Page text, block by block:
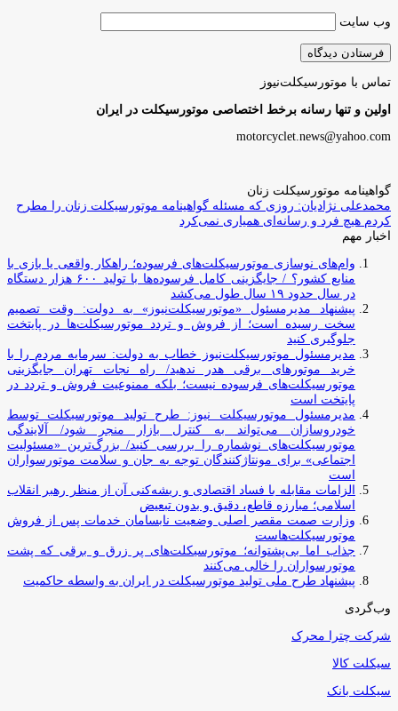
وب‌ سایت
تماس با موتورسیکلت‌نیوز
اولین و تنها رسانه برخط اختصاصی موتورسیکلت در ایران
motorcyclet.news@yahoo.com
گواهینامه موتورسیکلت زنان
محمدعلی نژادیان: روزی که مسئله گواهینامه موتورسیکلت زنان را مطرح
کردم هیچ فرد و رسانه‌ای همیاری نمی‌کرد
اخبار مهم
وام‌های نوسازی موتورسیکلت‌های فرسوده؛ راهکار واقعی یا بازی با
منابع کشور؟ / جایگزینی کامل فرسوده‌ها با تولید ۶۰۰ هزار دستگاه
در سال حدود ۱۹ سال طول می‌کشد
پیشنهاد مدیرمسئول «موتورسیکلت‌نیوز» به دولت: وقت تصمیم
سخت رسیده است؛ از فروش و تردد موتورسیکلت‌ها در پایتخت
جلوگیری کنید
مدیرمسئول موتورسیکلت‌نیوز خطاب به دولت: سرمایه مردم را با
خرید موتورهای برقی هدر ندهید/ راه نجات تهران جایگزینی
موتورسیکلت‌های فرسوده نیست؛ بلکه ممنوعیت فروش و تردد در
پایتخت است
مدیرمسئول موتورسیکلت نیوز: طرح تولید موتورسیکلت توسط
خودروسازان می‌تواند به کنترل بازار منجر شود/ آلایندگی
موتورسیکلت‌های نوشماره را بررسی کنید/ بزرگ‌ترین «مسئولیت
اجتماعی» برای مونتاژکنندگان توجه به جان و سلامت موتورسواران
است
الزامات مقابله با فساد اقتصادی و ریشه‌کنی آن از منظر رهبر انقلاب
اسلامی؛ مبارزه قاطع، دقیق و بدون تبعیض
وزارت صمت مقصر اصلی وضعیت نابسامان خدمات پس از فروش
موتورسیکلت‌هاست
جذاب اما بی‌پشتوانه؛ موتورسیکلت‌های پر زرق‌ و برقی که پشت
موتورسواران را خالی می‌کنند
پیشنهاد طرح ملی تولید موتورسیکلت در ایران به واسطه حاکمیت
وب‌گردی
شرکت چترا محرک
سیکلت کالا
سیکلت بانک